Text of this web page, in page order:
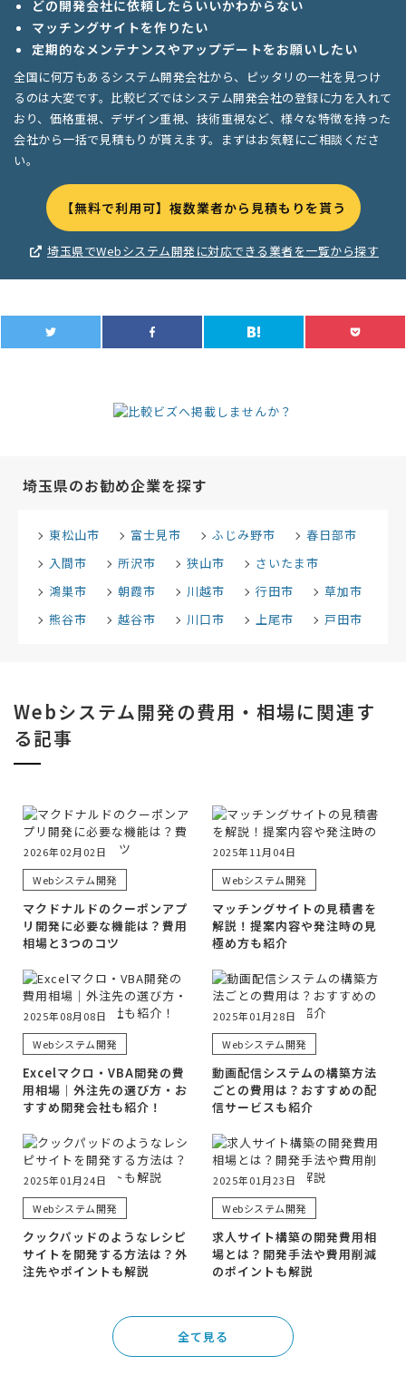
どの開発会社に依頼したらいいかわからない
マッチングサイトを作りたい
定期的なメンテナンスやアップデートをお願いしたい
全国に何万もあるシステム開発会社から、ピッタリの一社を見つけ
るのは大変です。比較ビズではシステム開発会社の登録に力を入れて
おり、価格重視、デザイン重視、技術重視など、様々な特徴を持った
会社から一括で見積もりが貰えます。まずはお気軽にご相談くださ
い。
【無料で利用可】複数業者から見積もりを貰う
埼玉県でWebシステム開発に対応できる業者を一覧から探す
埼玉県のお勧め企業を探す
東松山市 富士見市 ふじみ野市
春日部市
入間市
所沢市 狭山市
さいたま市
鴻巣市
朝霞市 川越市 行田市
草加市
熊谷市
越谷市 川口市 上尾市 戸田市
Webシステム開発の費用・相場に関連す
る記事
2026年02月02日
Webシステム開発
マクドナルドのクーポンアプ
リ開発に必要な機能は？費用
相場と3つのコツ
2025年11月04日
Webシステム開発
マッチングサイトの見積書を
解説！提案内容や発注時の見
極め方も紹介
2025年08月08日
Webシステム開発
Excelマクロ・VBA開発の費
用相場｜外注先の選び方・お
すすめ開発会社も紹介！
2025年01月28日
Webシステム開発
動画配信システムの構築方法
ごとの費用は？おすすめの配
信サービスも紹介
2025年01月24日
Webシステム開発
クックパッドのようなレシピ
サイトを開発する方法は？外
注先やポイントも解説
2025年01月23日
Webシステム開発
求人サイト構築の開発費用相
場とは？開発手法や費用削減
のポイントも解説
全て見る